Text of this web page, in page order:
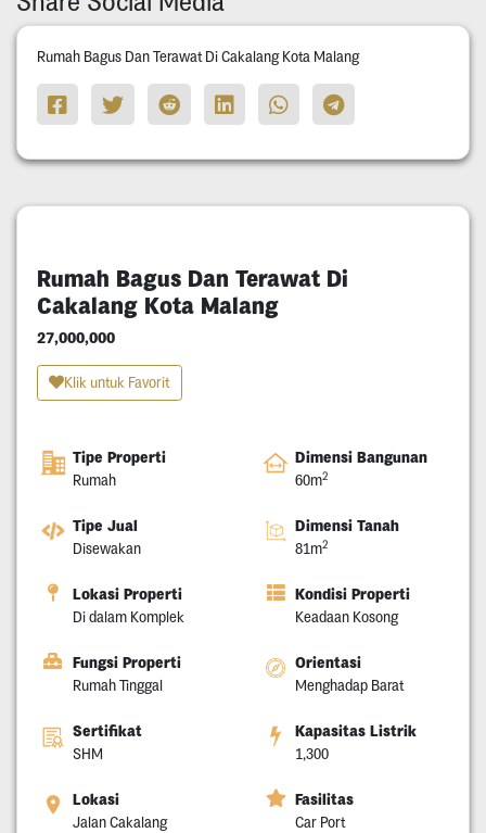
Rumah Bagus Dan Terawat Di Cakalang Kota Malang
Rumah Bagus Dan Terawat Di
Cakalang Kota Malang
27,000,000
Klik untuk Favorit
Tipe Properti
Rumah
Dimensi Bangunan
60m2
Tipe Jual
Disewakan
Dimensi Tanah
81m2
Lokasi Properti
Di dalam Komplek
Kondisi Properti
Keadaan Kosong
Fungsi Properti
Rumah Tinggal
Orientasi
Menghadap Barat
Sertifikat
SHM
Kapasitas Listrik
1,300
Lokasi
Jalan Cakalang
Fasilitas
Car Port